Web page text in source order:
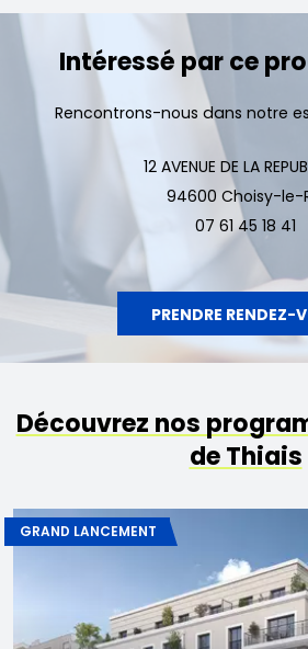
Intéressé par ce
Rencontrons-nous dans notre
12 AVENUE DE LA
94600 Choisy-le-
07 61 45 18 41
PRENDRE RENDEZ-
Découvrez nos
de Thiais
GRAND LANCEMENT